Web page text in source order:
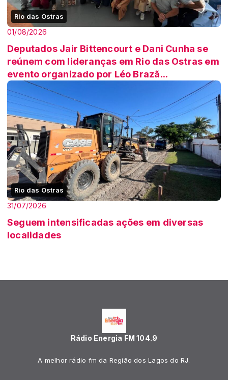
Rio das Ostras
01/08/2026
Deputados Jair Bittencourt e Dani Cunha se
reúnem com lideranças em Rio das Ostras em
evento organizado por Léo Brazã...
Rio das Ostras
31/07/2026
Seguem intensificadas ações em diversas
localidades
Rádio Energia FM 104.9
A melhor rádio fm da Região dos Lagos do RJ.